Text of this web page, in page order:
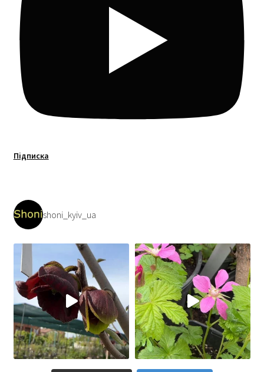
Підписка
shoni_kyiv_ua